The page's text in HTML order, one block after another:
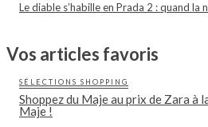
Le diable s’habille en Prada 2 : quand la
Vos articles favoris
SÉLECTIONS SHOPPING
Shoppez du Maje au prix de Zara à
Maje !